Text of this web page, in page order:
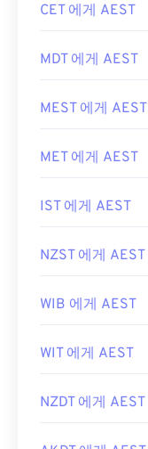
CET 에게 AEST
MDT 에게 AEST
MEST 에게 AEST
MET 에게 AEST
IST 에게 AEST
NZST 에게 AEST
WIB 에게 AEST
WIT 에게 AEST
NZDT 에게 AEST